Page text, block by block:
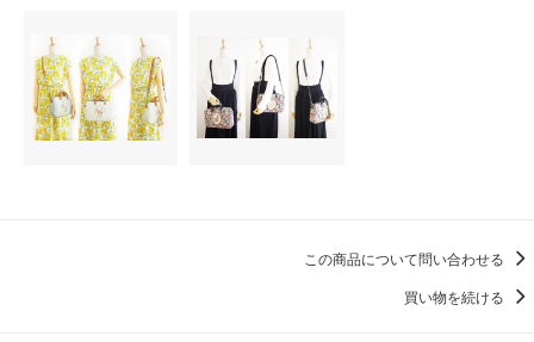
この商品について問い合わせる
買い物を続ける